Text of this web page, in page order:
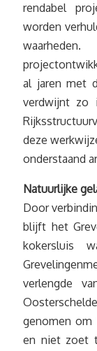
rendabel
worden
al jaren met
verdwijnt zo
deze
onderstaand
Natuurlijke
Door
blijft het
kokersluis
verlengde
genomen
en niet zoet